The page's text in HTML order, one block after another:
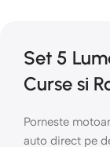
Set 5
Curse si
Porneste
auto direct pe